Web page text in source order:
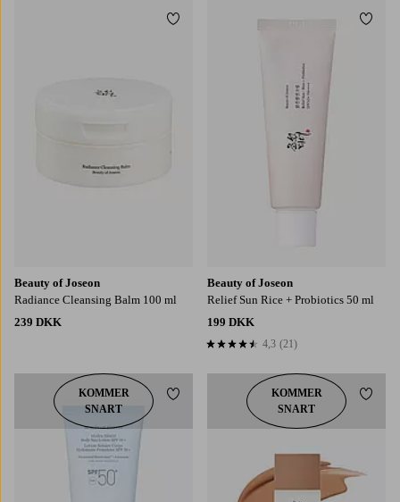
Beauty of Joseon
Radiance Cleansing Balm 100 ml
239 DKK
Tilføj til favoritter
Beauty of Joseon
Relief Sun Rice + Probiotics 50 ml
199 DKK
4,3 baseret på 21 bedømmelser
4,3 (21)
KOMMER
SNART
Tilføj til favoritterKOMMER
SNART